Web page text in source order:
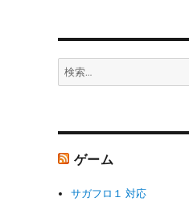
検
索:
ゲーム
サガフロ１ 対応